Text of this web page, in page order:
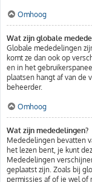
Omhoog
Wat zijn globale
Globale mededelingen
komt ze dan ook op
en in het
plaatsen hangt af van de
beheerder.
Omhoog
Wat zijn mededelingen?
Mededelingen bevatten
het lezen bent, je kunt
Mededelingen
geplaatst zijn. Zoals bij
permissies af of je wel of